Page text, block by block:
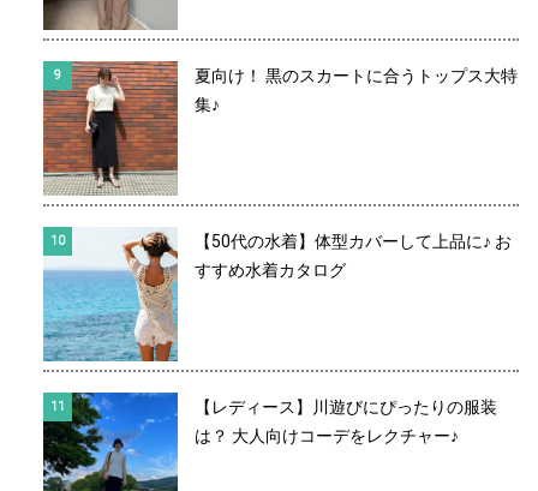
夏向け！ 黒のスカートに合うトップス大特
集♪
【50代の水着】体型カバーして上品に♪ お
すすめ水着カタログ
【レディース】川遊びにぴったりの服装
は？ 大人向けコーデをレクチャー♪